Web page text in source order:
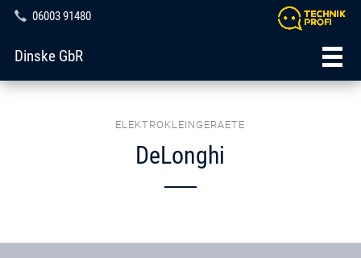
06003 91480
Dinske GbR
ELEKTROKLEINGERAETE
DeLonghi